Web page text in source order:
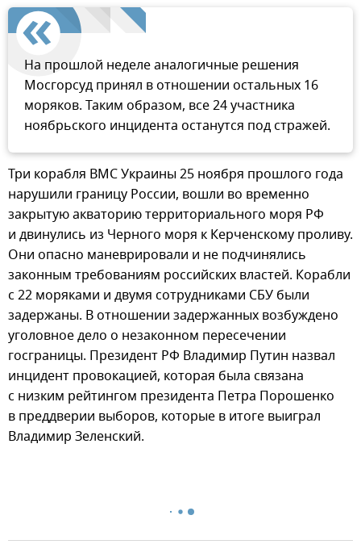
На прошлой неделе аналогичные решения
Мосгорсуд принял в отношении остальных 16
моряков. Таким образом, все 24 участника
ноябрьского инцидента останутся под стражей.
Три корабля ВМС Украины 25 ноября прошлого года
нарушили границу России, вошли во временно
закрытую акваторию территориального моря РФ
и двинулись из Черного моря к Керченскому проливу.
Они опасно маневрировали и не подчинялись
законным требованиям российских властей. Корабли
с 22 моряками и двумя сотрудниками СБУ были
задержаны. В отношении задержанных возбуждено
уголовное дело о незаконном пересечении
госграницы. Президент РФ Владимир Путин назвал
инцидент провокацией, которая была связана
с низким рейтингом президента Петра Порошенко
в преддверии выборов, которые в итоге выиграл
Владимир Зеленский.